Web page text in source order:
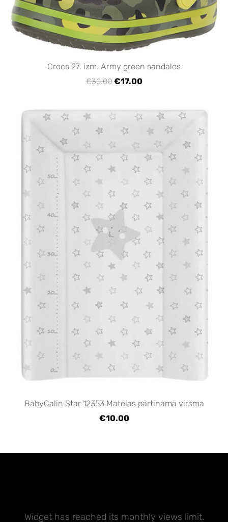
Crocs 27. izm. Army green sandales
€30.00 €17.00
BabyCalin Star 12353 Matelas pārtinamā virsma
€10.00
Widget has reached its monthly views limit.